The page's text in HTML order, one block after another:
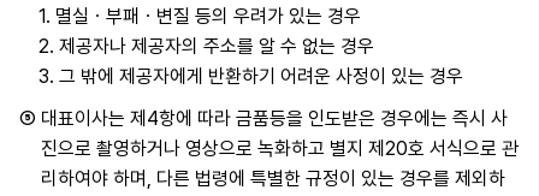
1. 멸실ㆍ부패ㆍ변질 등의 우려가 있는 경우
2. 제공자나 제공자의 주소를 알 수 없는 경우
3. 그 밖에 제공자에게 반환하기 어려운 사정이 있는 경우
⑤ 대표이사는 제4항에 따라 금품등을 인도받은 경우에는 즉시 사
진으로 촬영하거나 영상으로 녹화하고 별지 제20호 서식으로 관
리하여야 하며, 다른 법령에 특별한 규정이 있는 경우를 제외하